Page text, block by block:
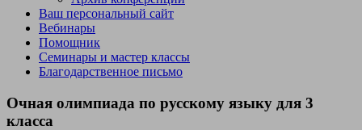
Ваш персональный сайт
Вебинары
Помощник
Семинары и мастер классы
Благодарственное письмо
Очная олимпиада по русскому языку для 3
класса